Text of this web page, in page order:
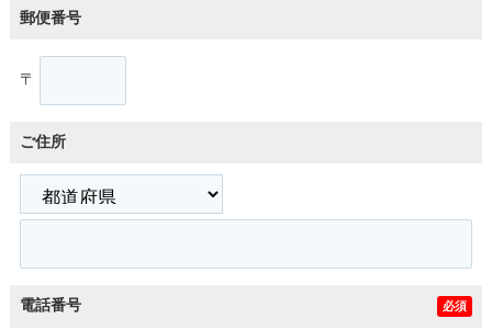
郵便番号
〒
ご住所
電話番号 必須